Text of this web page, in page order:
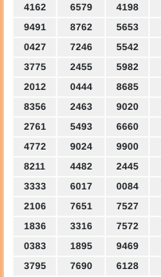
4162
6579 4198
9491
8762 5653
0427
7246 5542
3775
2455 5982
2012
0444 8685
8356
2463 9020
2761
5493 6660
4772
9024 9900
8211
4482 2445
3333
6017 0084
2106
7651 7527
1836
3316 7572
0383
1895 9469
3795
7690 6128